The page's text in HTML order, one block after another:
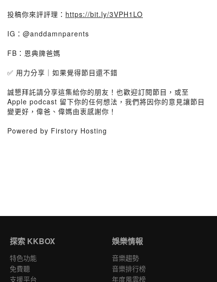
投稿你來評評理： https://bit.ly/3VPH1LO
IG：@anddamnparents
FB：恩典牌爸媽
✅ 用力分享｜如果覺得節目還不錯
誠懇拜託請分享這集給你的朋友！也歡迎訂閱節目，或至
Apple podcast 留下你的任何想法，我們將因你的意見讓節目
變更好，偉爸、偉媽由衷感謝你！
Powered by Firstory Hosting
探索 KKBOX
特色功能
免費聽
支援平台
娛樂情報
音樂趨勢
音樂排行榜
年度風雲榜